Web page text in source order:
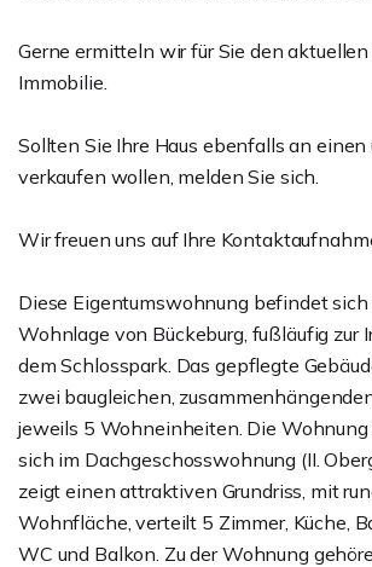
Gerne ermitteln wir für Sie den
Immobilie.
Sollten Sie Ihre Haus ebenfalls an einen
verkaufen wollen, melden Sie sich.
Wir freuen uns auf Ihre
Diese Eigentumswohnung befindet
Wohnlage von Bückeburg, fußläufig zur
dem Schlosspark. Das gepflegte
zwei baugleichen,
jeweils 5 Wohneinheiten. Die
sich im Dachgeschosswohnung (II.
zeigt einen attraktiven Grundriss, mit
Wohnfläche, verteilt 5 Zimmer, Küche,
WC und Balkon. Zu der Wohnung